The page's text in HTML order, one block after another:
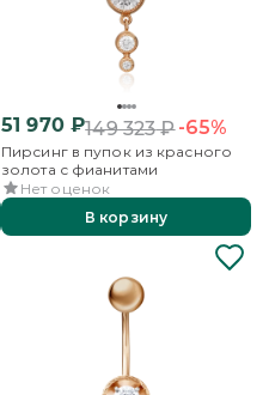
51 970₽149 323₽-65%
Пирсинг в пупок из красного
золота с фианитами
Нет оценок
В корзину